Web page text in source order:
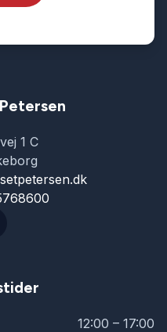
1 C
12:00 – 17:00